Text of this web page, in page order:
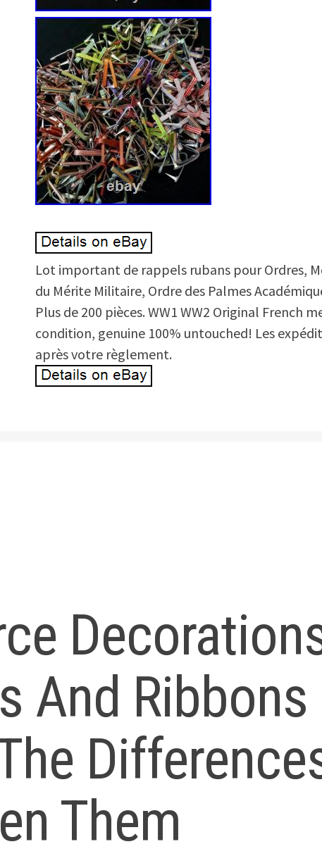
Lot important de rappels rubans pour Ordres,
du Mérite Militaire, Ordre des Palmes
Plus de 200 pièces. WW1 WW2 Original French
condition, genuine 100% untouched! Les
après votre règlement.
And Ribbons
Them